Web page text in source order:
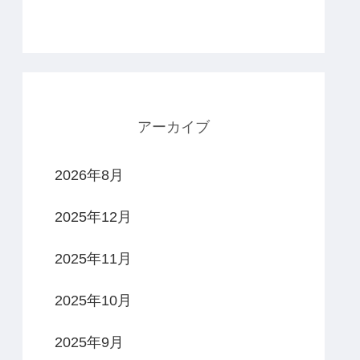
アーカイブ
2026年8月
2025年12月
2025年11月
2025年10月
2025年9月